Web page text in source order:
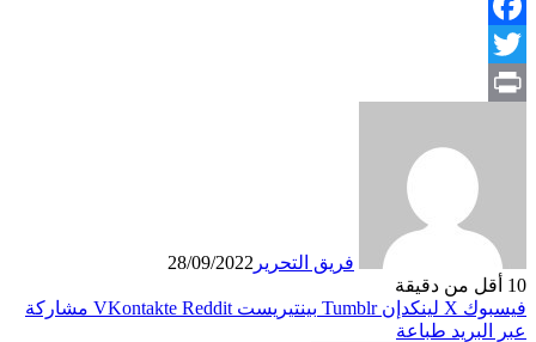
Facebook
Twitter
فريق التحرير 28/09/2022
10 أقل من دقيقة
فيسبوك X لينكدإن بينتيريست
مشاركة
عبر البريد طباعة